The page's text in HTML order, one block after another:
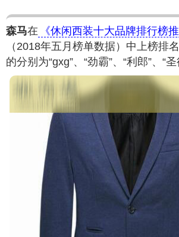
森马在
《休闲西装十大品牌排行榜
（2018年五月榜单数据）中上榜排名
的分别为“gxg”、“劲霸”、“利郎”、“圣